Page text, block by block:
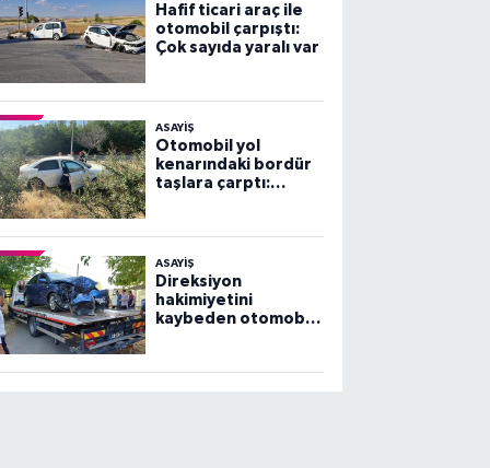
Hafif ticari araç ile
otomobil çarpıştı:
Çok sayıda yaralı var
ASAYİŞ
Otomobil yol
kenarındaki bordür
taşlara çarptı:
ASAYİŞ
Direksiyon
hakimiyetini
kaybeden otomobil